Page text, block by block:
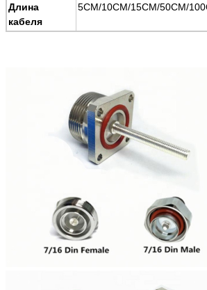
Длина
кабеля
5CM/10CM/15CM/50CM/